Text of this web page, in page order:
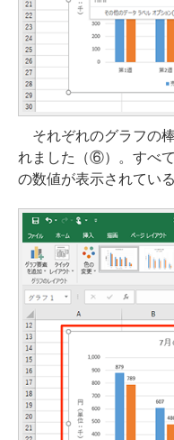
それぞれのグラフの
れました（⑥）。すべ
の数値が表示されてい